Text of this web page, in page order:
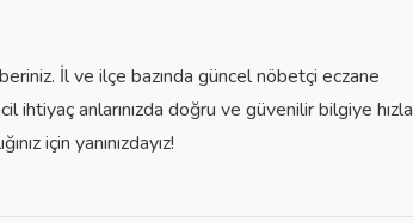
İl ve ilçe bazında güncel nöbetçi eczane
ihtiyaç anlarınızda doğru ve güvenilir bilgiye hızla
için yanınızdayız!